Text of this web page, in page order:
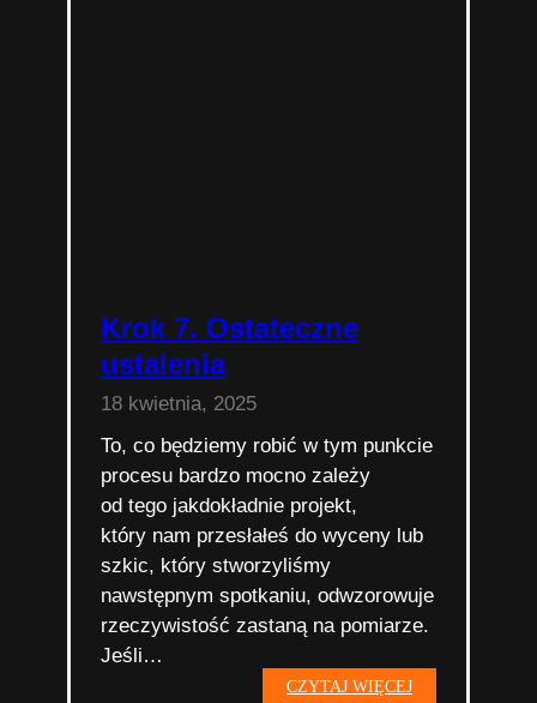
Krok 7. Ostateczne
ustalenia
18 kwietnia, 2025
To, co będziemy robić w tym punkcie
procesu bardzo mocno zależy
od tego jakdokładnie projekt,
który nam przesłałeś do wyceny lub
szkic, który stworzyliśmy
nawstępnym spotkaniu, odwzorowuje
rzeczywistość zastaną na pomiarze.
Jeśli…
CZYTAJ WIĘCEJKrok